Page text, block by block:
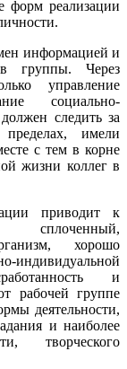
форм реализации
информацией и
группы. Через
управление
социально-
следить за
имели
с тем в корне
жизни коллег в
приводит к
хорошо
и
рабочей группе
деятельности,
и наиболее
творческого